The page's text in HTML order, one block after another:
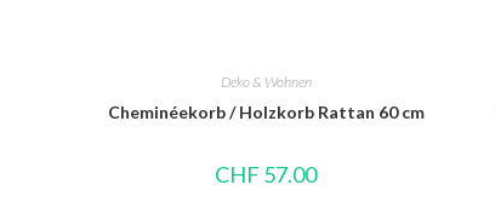
Deko & Wohnen
Cheminéekorb / Holzkorb Rattan 60 cm
CHF 57.00